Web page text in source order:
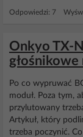
Odpowiedzi: 7
Onkyo TX-
głośnikowe
Po co wypruwać
moduł. Poza tym,
przylutowany
Artykuł, który
trzeba poczynić.